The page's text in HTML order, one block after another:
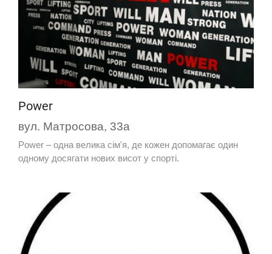
Power
вул. Матросова, 33а
Power – одна велика сім'я, де кожен допомагає один
одному досягати нових висот у спорті.